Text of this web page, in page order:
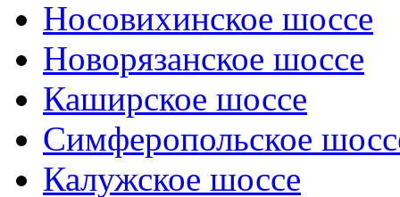
Носовихинское шоссе
Новорязанское шоссе
Каширское шоссе
Симферопольское
Калужское шоссе